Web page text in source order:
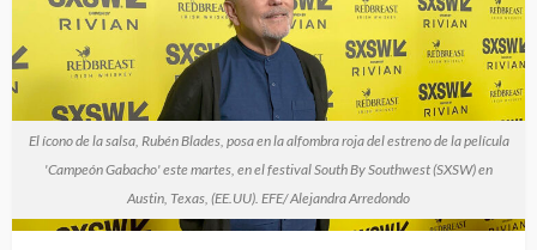
El ícono de la salsa, Rubén Blades, posa en la alfombra roja del estreno de la película
'Campeón Gabacho' este martes, en el festival South By Southwest (SXSW) en
Austin, Texas, (EE.UU). EFE/ Alejandra Arredondo